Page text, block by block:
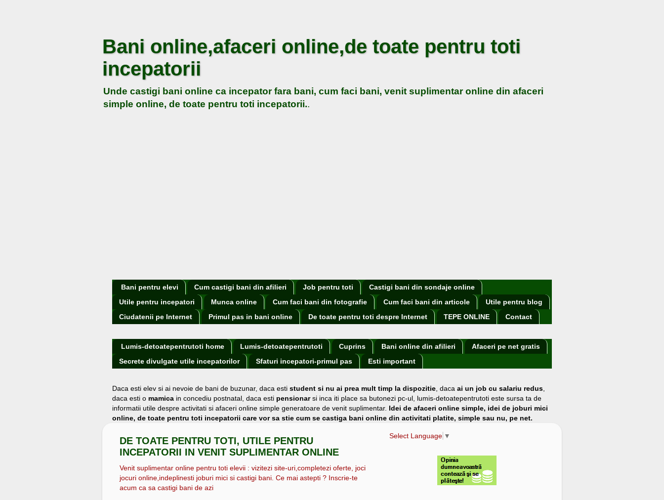
Bani online,afaceri online,de toate pentru toti
incepatorii
Unde castigi bani online ca incepator fara bani, cum faci bani, venit suplimentar online din afaceri
simple online, de toate pentru toti incepatorii..
Bani pentru elevi Cum castigi bani din afilieri Job pentru toti
Castigi bani din sondaje online
Utile pentru incepatori
Munca online Cum faci bani din fotografie Cum faci bani din articole
Utile pentru blog
Ciudatenii pe Internet
Primul pas in bani online De toate pentru toti despre Internet TEPE ONLINE Contact
Lumis-detoatepentrutoti home Lumis-detoatepentrutoti Cuprins Bani online din afilieri
Afaceri pe net gratis
Secrete divulgate utile incepatorilor
Sfaturi incepatori-primul pas Esti important
Daca esti elev si ai nevoie de bani de buzunar, daca esti student si nu ai prea mult timp la dispozitie , daca ai un job cu salariu redus
daca esti o mamica in concediu postnatal, daca esti pensionarsi inca iti place sa butonezi pc-ul, lumis-detoatepentrutoti este sursa ta de
informatii utile despre activitati si afaceri online simple generatoare de venit suplimentar. Idei de afaceri online simple, idei de joburi mici
online, de toate pentru toti incepatorii care vor sa stie cum se castiga bani online din activitati platite, simple sau nu, pe net.
DE TOATE PENTRU TOTI, UTILE PENTRU
INCEPATORII IN VENIT SUPLIMENTAR ONLINE
Venit suplimentar online pentru toti elevii : vizitezi site-uri,completezi oferte, joci
jocuri online,indeplinesti joburi mici si castigi bani. Ce mai astepti ? Inscrie-te
acum ca sa castigi bani de azi
Select Language ▼